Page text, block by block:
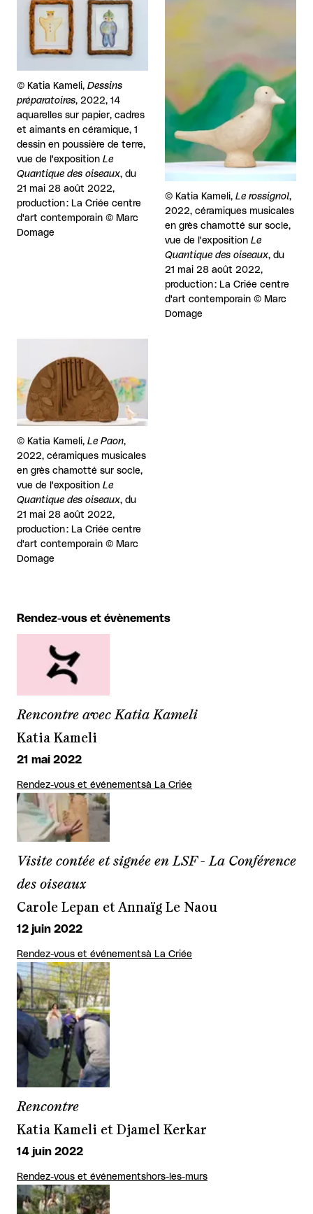
Droits réservés :
© Katia Kameli, Dessins
préparatoires, 2022, 14
aquarelles sur papier, cadres
et aimants en céramique, 1
dessin en poussière de terre,
vue de l'exposition Le
Quantique des oiseaux, du
21 mai 28 août 2022,
production : La Criée centre
d'art contemporain © Marc
Domage
Droits réservés :
© Katia Kameli, Le rossignol,
2022, céramiques musicales
en grès chamotté sur socle,
vue de l'exposition Le
Quantique des oiseaux, du
21 mai 28 août 2022,
production : La Criée centre
d'art contemporain © Marc
Domage
Droits réservés :
© Katia Kameli, Le Paon,
2022, céramiques musicales
en grès chamotté sur socle,
vue de l'exposition Le
Quantique des oiseaux, du
21 mai 28 août 2022,
production : La Criée centre
d'art contemporain © Marc
Domage
Rendez-vous et évènements
Rencontre avec Katia Kameli
Katia Kameli
21 mai 2022
Rendez-vous et événementsà La Criée
Visite contée et signée en LSF - La Conférence
des oiseaux
Carole Lepan et Annaïg Le Naou
12 juin 2022
Rendez-vous et événementsà La Criée
Rencontre
Katia Kameli et Djamel Kerkar
14 juin 2022
Rendez-vous et événementshors-les-murs